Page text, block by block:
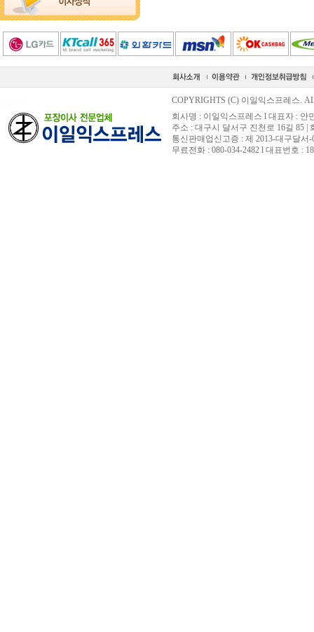
COPYRIGHTS (C) 이일익스프레스.
회사명 : 이일익스프레스 l 대표자 : 안
주소 : 대구시 달서구 진천로 16길 85 |
통신판매업신고증 : 제 2013-대구달서-
무료전화 : 080-034-2482 l 대표번호 :